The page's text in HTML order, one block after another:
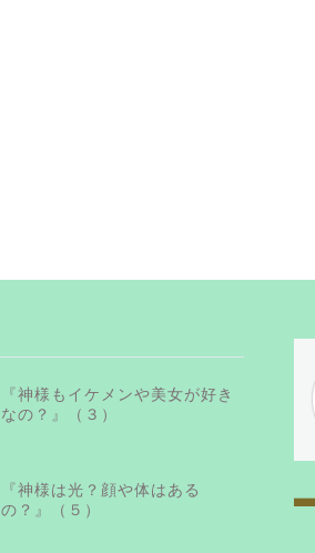
『神様もイケメンや美女が好き
なの？』（３）
『神様は光？顔や体はある
の？』（５）